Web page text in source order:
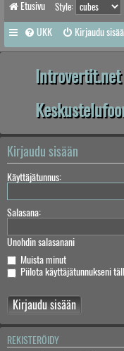
Etusivu Style:
UKK Kirjaudu
Introvertit.net
Kirjaudu sisään
Käyttäjätunnus:
Salasana:
Unohdin salasanani
Muista minut
Piilota käyttäjätunnukseni
REKISTERÖIDY